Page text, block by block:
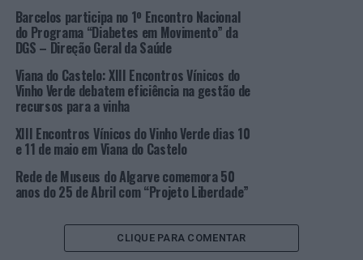
CCDR-A)
OPrograma Operacional do Algarve 2014-2020
uma dotação de 318 milhões de euros em Fundos
Europeus, dos quais 231 milhões do Fundo Europeu de
Desenvolvimento Regional (FEDER) e 87 milhões do
Fundo Social Europeu (FSE) e deverá ser integralmente
executado até meados de 2023.
No Algarve, a responsabilidade da gestão é de uma
Comissão Diretiva presidida pelo Presidente da CCDR
Intermunicipal do Algarve (AMAL), em representação
dos Municípios, e um representante do Governo,
Barcelos participa no 1º Encontro Nacional
do Programa “Diabetes em Movimento” da
DGS – Direção Geral da Saúde
Viana do Castelo: XIII Encontros Vínicos do
Vinho Verde debatem eficiência na gestão de
recursos para a vinha
XIII Encontros Vínicos do Vinho Verde dias 10
e 11 de maio em Viana do Castelo
Rede de Museus do Algarve comemora 50
anos do 25 de Abril com “Projeto Liberdade”
CLIQUE PARA COMENTAR